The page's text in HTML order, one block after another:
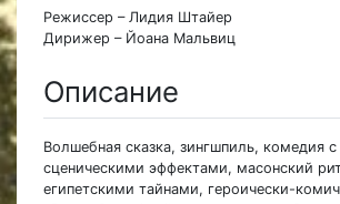
Режиссер – Лидия Штайер
Дирижер – Йоана Мальвиц
Описание
Волшебная сказка, зингшпиль, комедия
сценическими эффектами, масонский
египетскими тайнами, героически-